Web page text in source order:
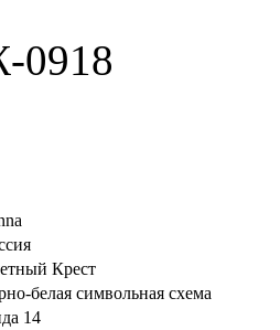
0918
Крест
белая символьная схема
14